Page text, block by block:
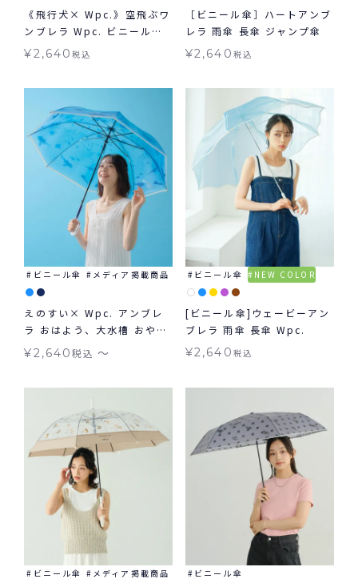
《飛行犬× Wpc.》空飛ぶワ
ンブレラ Wpc. ビニール傘
雨傘 長傘
¥2,640税込
［ビニール傘］ハートアンブ
レラ 雨傘 長傘 ジャンプ傘
¥2,640 税込
ビニール傘 メディア掲載商品
えのすい× Wpc. アンブレ
ラ おはよう、大水槽 おやす
み 、くらげ 新江ノ島水族館
Wpc. ビニール傘 長傘 折り
¥2,640税込 〜
ビニール傘 NEW COLOR
[ビニール傘]ウェービーアン
ブレラ 雨傘 長傘 Wpc.
¥2,640 税込
ビニール傘 メディア掲載商品 ビニール傘